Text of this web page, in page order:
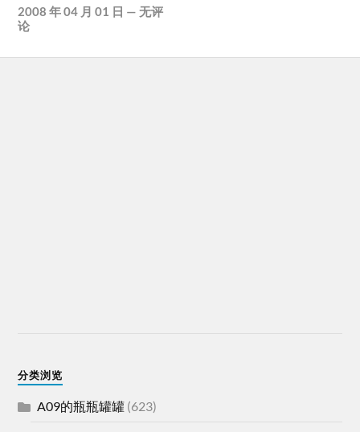
2008 年 04 月 01 日 —无评
论
分类浏览
A09的瓶瓶罐罐 (623)